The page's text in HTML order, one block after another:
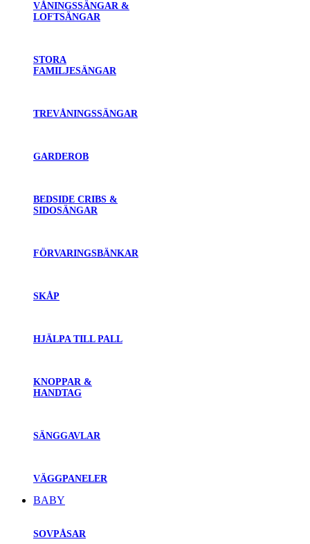
VÅNINGSSÄNGAR &
LOFTSÄNGAR
STORA
FAMILJESÄNGAR
TREVÅNINGSSÄNGAR
GARDEROB
BEDSIDE CRIBS &
SIDOSÄNGAR
FÖRVARINGSBÄNKAR
SKÅP
HJÄLPA TILL PALL
KNOPPAR &
HANDTAG
SÄNGGAVLAR
VÄGGPANELER
BABY
SOVPÅSAR